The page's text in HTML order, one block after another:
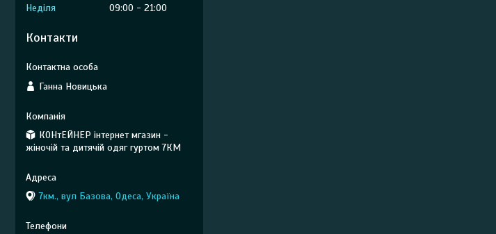
Неділя
09:00 21:00
Контакти
Ганна Новицька
КОНтЕЙНЕР інтернет мгазин -
жіночій та дитячій одяг гуртом 7КМ
7км., вул Базова, Одеса, Україна